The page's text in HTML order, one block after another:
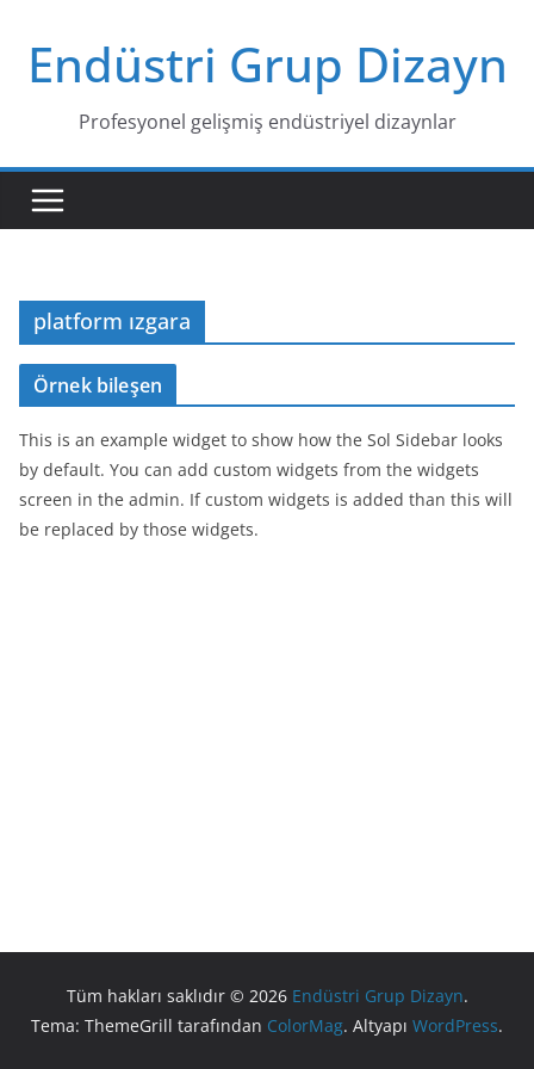
contentEndüstri Grup Dizayn
Profesyonel gelişmiş endüstriyel dizaynlar
platform ızgara
Örnek bileşen
This is an example widget to show how the Sol Sidebar looks
by default. You can add custom widgets from the widgets
screen in the admin. If custom widgets is added than this will
be replaced by those widgets.
Tüm hakları saklıdır © 2026 Endüstri Grup Dizayn.
Tema: ThemeGrill tarafından ColorMag. Altyapı WordPress.